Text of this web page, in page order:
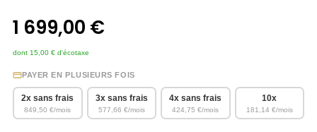
1 699,00 €
dont 15,00 € d'écotaxe
PAYER EN PLUSIEURS FOIS
2x sans frais
849,50 €/mois
3x sans frais
577,66 €/mois
4x sans frais
424,75 €/mois
10x
181,14 €/mois